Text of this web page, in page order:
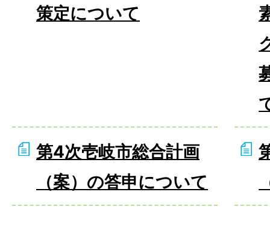
策定について
第4次壱岐市総合計画
（案）の答申について